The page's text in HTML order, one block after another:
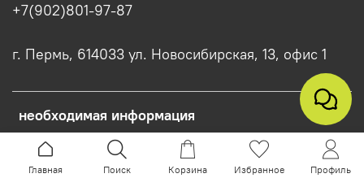
необходимая информация
+7(902)801-97-87
г. Пермь, 614033 ул. Новосибирская, 13, офис 1
Интернет-магазин создан на InSales
Главная Поиск Корзина Избранное Профиль